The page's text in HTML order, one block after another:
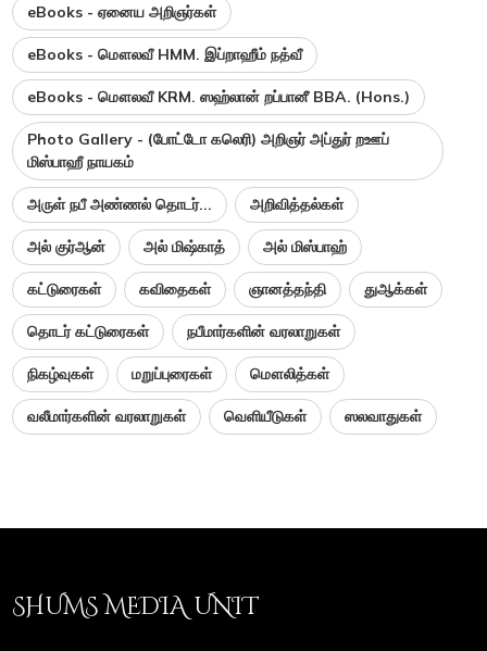
eBooks - ஏனைய அறிஞர்கள்
eBooks - மௌலவீ HMM. இப்றாஹீம் நத்வீ
eBooks - மௌலவீ KRM. ஸஹ்லான் றப்பானீ BBA. (Hons.)
Photo Gallery - (போட்டோ கலெரி) அறிஞர் அப்துர் றஊப்
மிஸ்பாஹீ நாயகம்
அருள் நபீ அண்ணல் தொடர்... அறிவித்தல்கள்
அல் குர்ஆன் அல் மிஷ்காத் அல் மிஸ்பாஹ்
கட்டுரைகள் கவிதைகள் ஞானத்தந்தி துஆக்கள்
தொடர் கட்டுரைகள் நபீமார்களின் வரலாறுகள்
நிகழ்வுகள் மறுப்புரைகள் மௌலித்கள்
வலீமார்களின் வரலாறுகள் வெளியீடுகள் ஸலவாதுகள்
SHUMS MEDIA UNIT